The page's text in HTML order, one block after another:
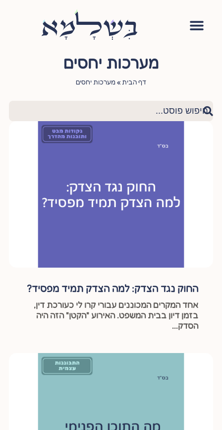
מערכות יחסים
דף הבית »מערכות יחסים
החוק נגד הצדק: למה הצדק תמיד מפסיד?
אחד המקרים המכוננים עבורי קרו לי כעורכת דין,
בזמן דיון בבית המשפט. האירוע "הקטן" הזה היה
הסדק...